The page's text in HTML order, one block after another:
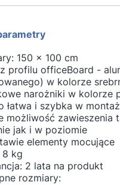
150 x 100 cm
z profilu officeBoard -
w kolorze
narożniki w kolorze
łatwa i szybka w
możliwość zawieszenia
jak i w poziomie
elementy mocujące
8 kg
2 lata na produkt
rozmiary: